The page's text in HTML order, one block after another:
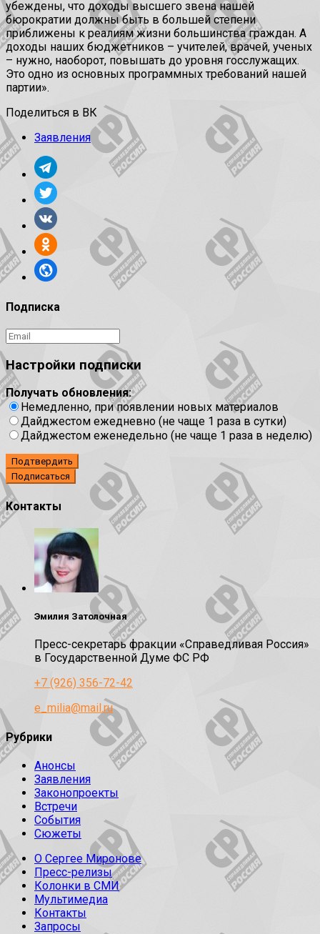
убеждены, что доходы высшего звена нашей
бюрократии должны быть в большей степени
приближены к реалиям жизни большинства граждан. А
доходы наших бюджетников – учителей, врачей, ученых
– нужно, наоборот, повышать до уровня госслужащих.
Это одно из основных программных требований нашей
партии».
Поделиться в ВК
Заявления
Подписка
Настройки подписки
Получать обновления:
Немедленно, при появлении новых материалов
Дайджестом ежедневно (не чаще 1 раза в сутки)
Дайджестом еженедельно (не чаще 1 раза в неделю)
Подтвердить
Контакты
Эмилия Затолочная
Пресс-секретарь фракции «Справедливая Россия»
в Государственной Думе ФС РФ
+7 (926) 356-72-42
e_milia@mail.ru
Рубрики
Анонсы
Заявления
Законопроекты
Встречи
События
Сюжеты
О Сергее Миронове
Пресс-релизы
Колонки в СМИ
Мультимедиа
Контакты
Запросы